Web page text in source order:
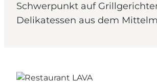
Schwerpunkt auf
Delikatessen aus dem